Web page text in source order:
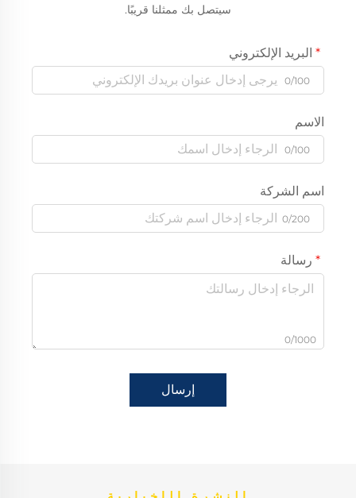
سيتصل بك ممثلنا قريبًا.
البريد الإلكتروني
0/100
الاسم
0/100
اسم الشركة
0/200
رسالة
0/1000
إرسال